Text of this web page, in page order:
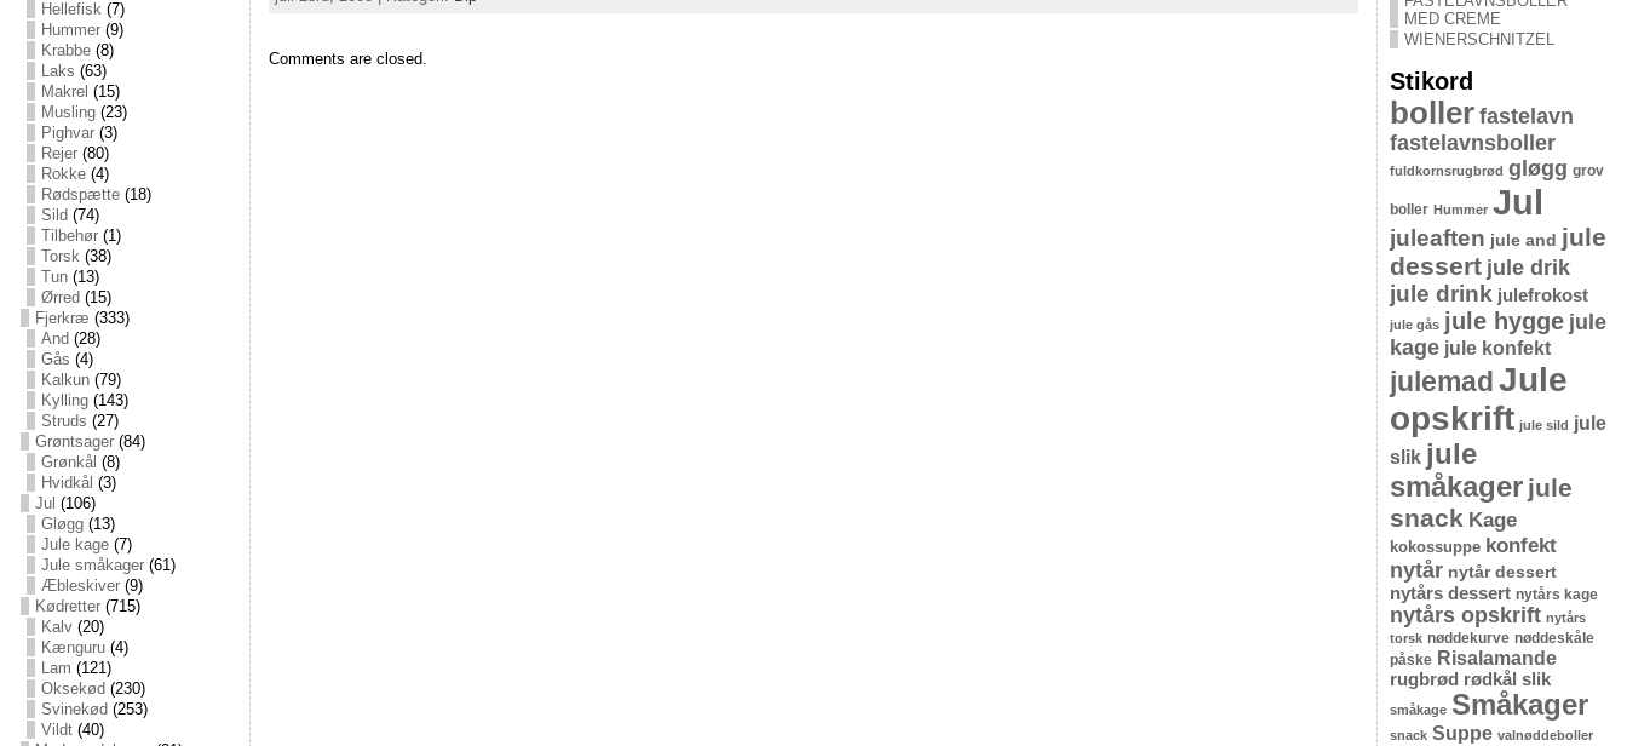
Hellefisk(7)
Hummer(9)
Krabbe(8)
Laks (63)
Makrel (15)
Musling(23)
Pighvar(3)
Rejer(80)
Rokke(4)
Rødspætte(18)
Sild (74)
Tilbehør(1)
Torsk(38)
Tun(13)
Ørred (15)
Fjerkræ (333)
And (28)
Gås (4)
Kalkun(79)
Kylling(143)
Struds (27)
Grøntsager(84)
Grønkål (8)
Hvidkål (3)
Jul (106)
Gløgg(13)
Jule kage(7)
Jule småkager(61)
Æbleskiver(9)
Kødretter(715)
Kalv(20)
Kænguru(4)
Lam (121)
Oksekød (230)
Svinekød (253)
Vildt(40)
Comments are closed.
MED CREME
WIENERSCHNITZEL
Stikord
boller fastelavn
fastelavnsboller
fuldkornsrugbrød gløgg grov
boller Hummer Jul
juleaften jule and jule
dessert jule drik
jule drink julefrokost
jule gås jule hygge jule
kage jule konfekt
julemad Jule
opskrift jule sild jule
slik jule
småkager jule
snack Kage
kokossuppe konfekt
nytår nytår dessert
nytårs dessert nytårs kage
nytårs opskrift nytårs
torsk nøddekurve nøddeskåle
påske Risalamande
rugbrød rødkål slik
småkage Småkager
snack Suppe valnøddeboller